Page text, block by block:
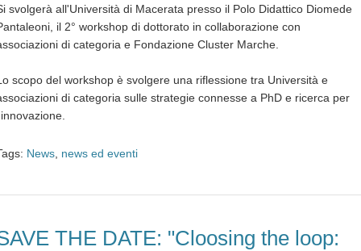
svolgerà all'Università di Macerata presso il Polo Didattico Diomede
il 2° workshop di dottorato in collaborazione con
di categoria e Fondazione Cluster Marche.
scopo del workshop è svolgere una riflessione tra Università e
di categoria sulle strategie connesse a PhD e ricerca per
News news ed eventi
THE DATE: "Cloosing the loop: